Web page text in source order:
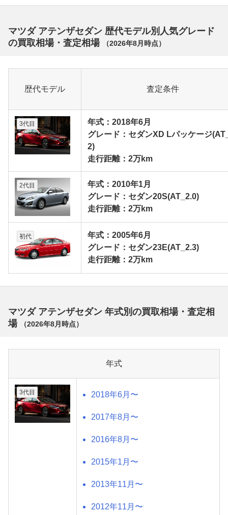
マツダ アテンザセダン 歴代モデル別人気グレード
の買取相場・査定相場
（2026年8月 時点）
歴代モデル 査定条件
3代目
年式：2018年6月
グレード：セダンXD Lパッケージ
2)
走行距離：2万km
2代目
年式：2010年1月
グレード：セダン20S(AT_2.0)
走行距離：2万km
初代
年式：2005年6月
グレード：セダン23E(AT_2.3)
走行距離：2万km
マツダ アテンザセダン 年式別の買取相場・査定相
場
（2026年8月 時点）
年式
3代目 2018年6月〜
2017年8月〜
2016年8月〜
2015年1月〜
2013年11月〜
2012年11月〜